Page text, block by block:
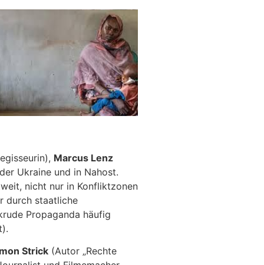
Marcus Lenz
Ukraine und in Nahost.
nicht nur in Konfliktzonen
durch staatliche
Propaganda häufig
Strick (Autor „Rechte